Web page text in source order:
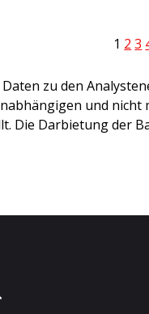
1 2 3
zu den
und nicht
Die Darbietung der